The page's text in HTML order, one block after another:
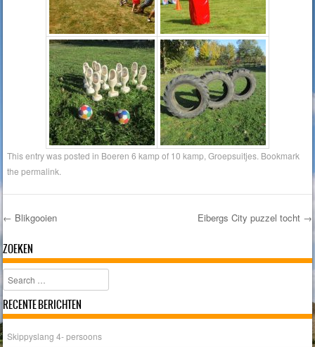
This entry was posted in Boeren 6 kamp of 10 kamp ,Groepsuitjes . Bookmark
thepermalink
Post navigation
← Blikgooien Eibergs City puzzel tocht →
ZOEKEN
Search
RECENTE BERICHTEN
Skippyslang 4- persoons